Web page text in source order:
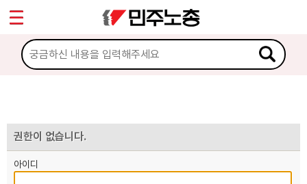
권한이 없습니다.
아이디
마이페이지
소개
노동상담
자료